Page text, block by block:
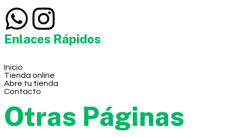
Enlaces Rápidos
Inicio
Tienda online
Abre tu tienda
Contacto
Otras Páginas